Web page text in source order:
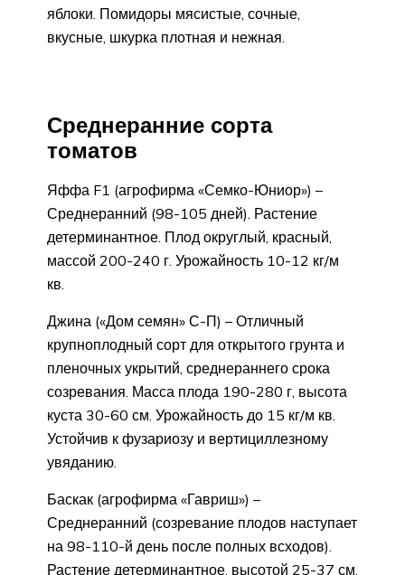
яблоки. Помидоры мясистые, сочные,
вкусные, шкурка плотная и нежная.
Среднеранние сорта
томатов
Яффа F1 (агрофирма «Семко-Юниор») –
Среднеранний (98-105 дней). Растение
детерминантное. Плод округлый, красный,
массой 200-240 г. Урожайность 10-12 кг/м
кв.
Джина («Дом семян» С-П) – Отличный
крупноплодный сорт для открытого грунта и
пленочных укрытий, среднераннего срока
созревания. Масса плода 190-280 г, высота
куста 30-60 см. Урожайность до 15 кг/м кв.
Устойчив к фузариозу и вертициллезному
увяданию.
Баскак (агрофирма «Гавриш») –
Среднеранний (созревание плодов наступает
на 98-110-й день после полных всходов).
Растение детерминантное, высотой 25-37 см.